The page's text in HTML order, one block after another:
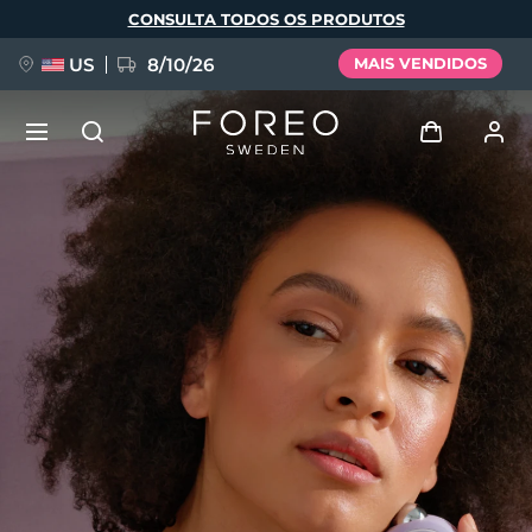
principal
CONSULTA TODOS OS PRODUTOS
US 8/10/26 MAIS VENDIDOS
Perfil de usuário
Meus aparelhos
Meus pedidos
Meus endereços
As minhas subscrições
NOVIDADE
FAQ™ Pure Beauty-Tech Elixir
BREAKING NEWS
issa™ Teeth Whitening Set
Idioma
English Deutsch
Español
Français
Italiano
Português
Polski
Svenska
Русский
Türkçe
简体中文 繁體中文